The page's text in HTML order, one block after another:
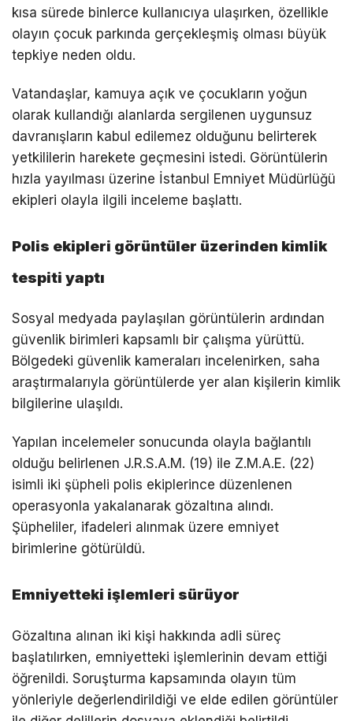
kısa sürede binlerce kullanıcıya ulaşırken, özellikle
olayın çocuk parkında gerçekleşmiş olması büyük
tepkiye neden oldu.
Vatandaşlar, kamuya açık ve çocukların yoğun
olarak kullandığı alanlarda sergilenen uygunsuz
davranışların kabul edilemez olduğunu belirterek
yetkililerin harekete geçmesini istedi. Görüntülerin
hızla yayılması üzerine İstanbul Emniyet Müdürlüğü
ekipleri olayla ilgili inceleme başlattı.
Polis ekipleri görüntüler üzerinden kimlik
tespiti yaptı
Sosyal medyada paylaşılan görüntülerin ardından
güvenlik birimleri kapsamlı bir çalışma yürüttü.
Bölgedeki güvenlik kameraları incelenirken, saha
araştırmalarıyla görüntülerde yer alan kişilerin kimlik
bilgilerine ulaşıldı.
Yapılan incelemeler sonucunda olayla bağlantılı
olduğu belirlenen J.R.S.A.M. (19) ile Z.M.A.E. (22)
isimli iki şüpheli polis ekiplerince düzenlenen
operasyonla yakalanarak gözaltına alındı.
Şüpheliler, ifadeleri alınmak üzere emniyet
birimlerine götürüldü.
Emniyetteki işlemleri sürüyor
Gözaltına alınan iki kişi hakkında adli süreç
başlatılırken, emniyetteki işlemlerinin devam ettiği
öğrenildi. Soruşturma kapsamında olayın tüm
yönleriyle değerlendirildiği ve elde edilen görüntüler